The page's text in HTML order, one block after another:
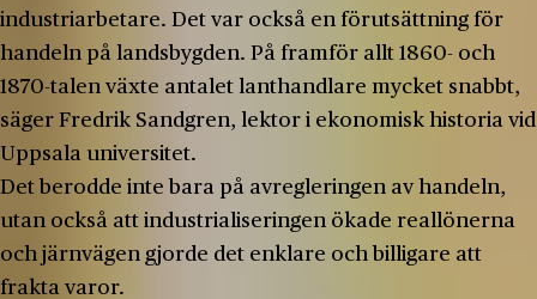
industriarbetare. Det var också en förutsättning för
handeln på landsbygden. På framför allt 1860-­ och
1870-­talen växte antalet lanthandlare mycket snabbt,
säger Fredrik Sandgren, lektor i ekonomisk historia vid
Uppsala universitet.
Det berodde inte bara på avregleringen av handeln,
utan också att industrialiseringen ökade reallönerna
och järnvägen gjorde det enklare och billigare att
frakta varor.